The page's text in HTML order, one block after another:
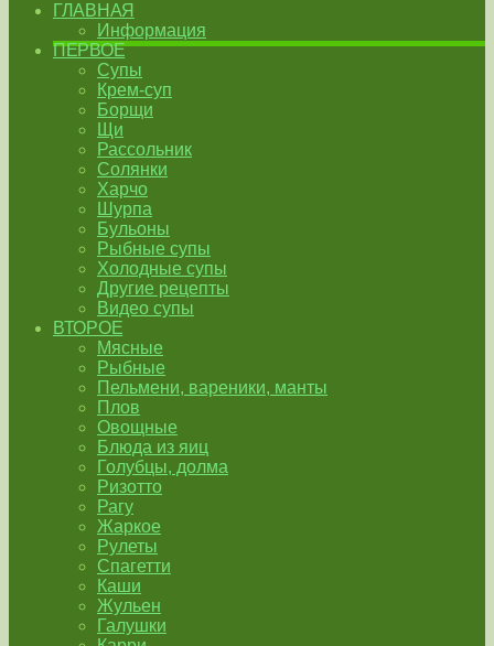
ГЛАВНАЯ
Информация
ПЕРВОЕ
Супы
Крем-суп
Борщи
Щи
Рассольник
Солянки
Харчо
Шурпа
Бульоны
Рыбные супы
Холодные супы
Другие рецепты
Видео супы
ВТОРОЕ
Мясные
Рыбные
Пельмени, вареники, манты
Плов
Овощные
Блюда из яиц
Голубцы, долма
Ризотто
Рагу
Жаркое
Рулеты
Спагетти
Каши
Жульен
Галушки